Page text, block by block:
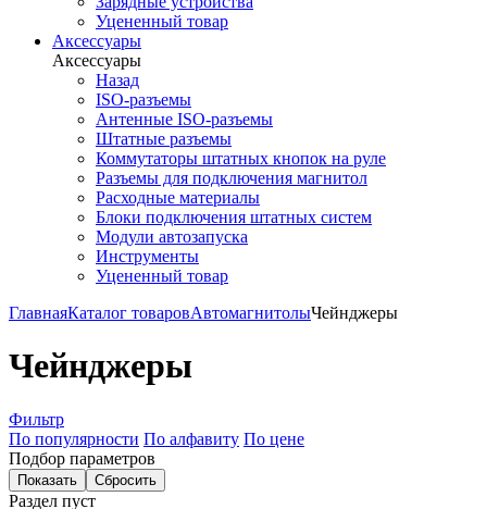
Уцененный товар
Аксессуары
Аксессуары
Назад
ISO-разъемы
Антенные ISO-разъемы
Штатные разъемы
Коммутаторы штатных кнопок на руле
Разъемы для подключения магнитол
Расходные материалы
Блоки подключения штатных систем
Модули автозапуска
Инструменты
Уцененный товар
ГлавнаяКаталог товаровАвтомагнитолыЧейнджеры
Чейнджеры
Фильтр
По популярности По алфавиту По цене
Подбор параметров
Раздел пуст